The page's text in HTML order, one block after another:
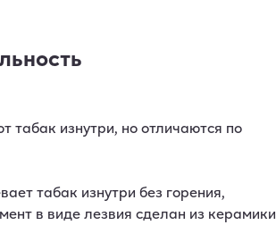
табак изнутри, но отличаются по
табак изнутри без горения,
в виде лезвия сделан из керамики